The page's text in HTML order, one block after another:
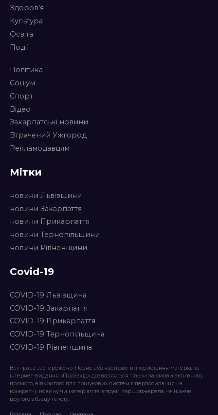
Здоров’я
Культура
Освіта
Події
Політика
Соціум
Спорт
Відео
Закарпатські новини
Втрачений Ужгород
Рекламодавцям
Мітки
новини Львівщини
новини Закарпаття
новини Прикарпаття
новини Тернопільщини
новини Рівненщини
Covid-19
COVID-19 Львівщина
COVID-19 Закарпаття
COVID-19 Прикарпаття
COVID-19 Тернопільщина
COVID-19 Рівненщина
Всі права застережено. Повне або часткове використання матеріалів
інтернет-видання «ПроЗахід» дозволяється тільки за умови активного,
прямого, відкритого для пошукових систем гіперпосилання на
конкретну новину чи матеріал та згадки першоджерела не нижче
другого абзацу тексту.